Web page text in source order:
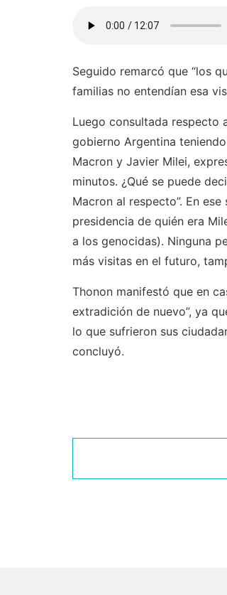
Seguido remarcó que “los
familias no entendían esa
Luego consultada respecto
gobierno Argentina
Macron y Javier Milei,
minutos. ¿Qué se puede
Macron al respecto”. En
presidencia de quién era
a los genocidas). Ninguna
más visitas en el futuro,
Thonon manifestó que en
extradición de nuevo”, ya
lo que sufrieron sus
concluyó.